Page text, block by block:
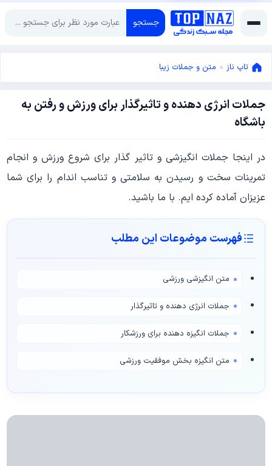
جستجو
تاپ ناز » متن و جملات زیبا
جملات انرژی دهنده و تاثیرگذار برای ورزش و رفتن به
باشگاه
آگوست
3,
در اینجا جملات انگیزشی و تاثیر گذار برای شروع ورزش و انجام
تمرینات سخت و رسیدن به سلامتی و تناسب اندام را برای شما
عزیزان آماده کرده ایم. با ما باشید.
فهرست موضوعات این مطلب
متن انگیزشی ورزشی
جملات انرژی دهنده و تاثیرگذار
جملات انگیزه دهنده برای ورزشکار
متن انگیزه بخش موفقیت ورزشی